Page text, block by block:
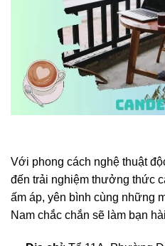
Với phong cách nghệ thuật
đến trải nghiệm thưởng thức
ấm áp, yên bình cùng những
Nam chắc chắn sẽ làm bạn